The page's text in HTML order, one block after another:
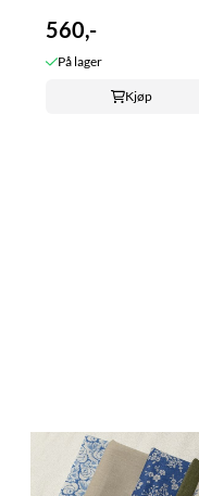
560,-
På lager
Kjøp